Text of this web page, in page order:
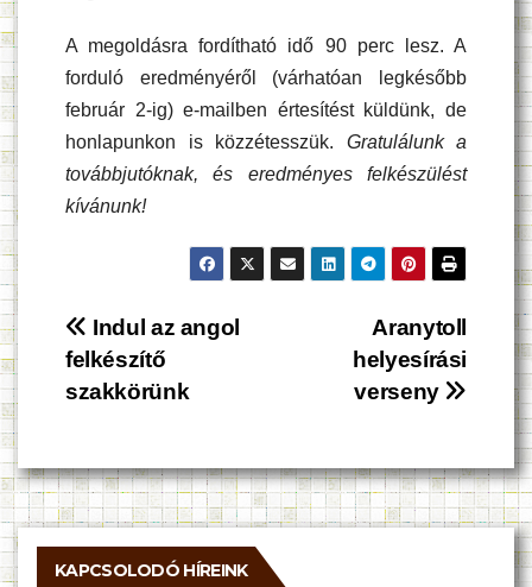
A megoldásra fordítható idő 90 perc lesz. A
forduló eredményéről (várhatóan legkésőbb
február 2-ig) e-mailben értesítést küldünk, de
honlapunkon is közzétesszük. Gratulálunk a
továbbjutóknak, és eredményes felkészülést
kívánunk!
Bejegyzés
navigáció
Aranytoll
helyesírási
verseny
Indul az angol
felkészítő
szakkörünk
KAPCSOLODÓ HÍREINK